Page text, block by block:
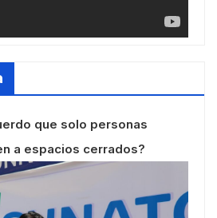
que solo personas
a espacios cerrados?